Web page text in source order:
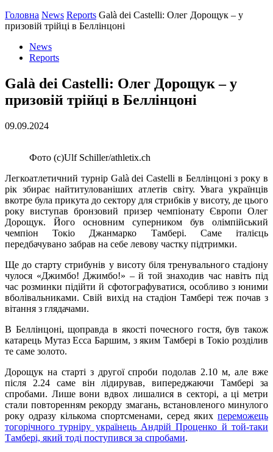
Головна News Reports Galà dei Castelli: Олег Дорощук – у
призовій трійці в Беллінцоні
News
Reports
Galà dei Castelli: Олег Дорощук – у
призовій трійці в Беллінцоні
09.09.2024
Фото (c)Ulf Schiller/athletix.ch
Легкоатлетичний турнір Galà dei Castelli в Беллінцоні з року в
рік збирає найтитулованіших атлетів світу. Увага українців
вкотре була прикута до сектору для стрибків у висоту, де цього
року виступав бронзовий призер чемпіонату Європи Олег
Дорощук. Його основним суперником був олімпійський
чемпіон Токіо Джанмарко Тамбері. Саме італієць
передбачувано забрав на себе левову частку підтримки.
Ще до старту стрибунів у висоту біля тренувального стадіону
чулося «Джимбо! Джимбо!» – й той знаходив час навіть під
час розминки підійти й сфотографуватися, особливо з юними
вболівальниками. Свій вихід на стадіон Тамбері теж почав з
вітання з глядачами.
В Беллінцоні, щоправда в якості почесного гостя, був також
катарець Мутаз Есса Баршим, з яким Тамбері в Токіо розділив
те саме золото.
Дорощук на старті з другої спроби подолав 2.10 м, але вже
після 2.24 саме він лідирував, випереджаючи Тамбері за
спробами. Лише вони вдвох лишалися в секторі, а ці метри
стали повторенням рекорду змагань, встановленого минулого
року одразу кількома спортсменами, серед яких переможець
тогорічного турніру українець Андрій Проценко й той-таки
Тамбері, який тоді поступився за спробами.